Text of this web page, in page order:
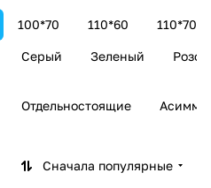
)
100*70 110*60 110*70
Серый Зеленый
Отдельностоящие
Сначала популярные